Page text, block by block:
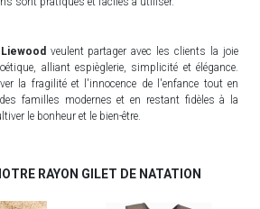
Liewood veulent partager avec les clients la joie
alliant espièglerie, simplicité et élégance.
la fragilité et l'innocence de l'enfance tout en
familles modernes et en restant fidèles à la
le bonheur et le bien-être.
RAYON GILET DE NATATION